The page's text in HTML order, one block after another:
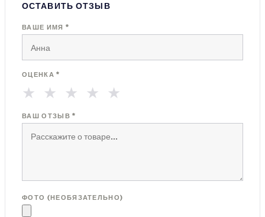
ОСТАВИТЬ ОТЗЫВ
ВАШЕ ИМЯ *
ОЦЕНКА *
★ ★ ★ ★ ★
ВАШ ОТЗЫВ *
ФОТО (НЕОБЯЗАТЕЛЬНО)